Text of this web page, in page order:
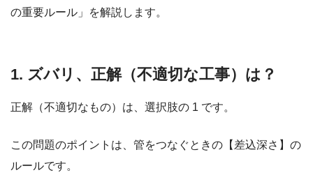
の重要ルール」を解説します。
1. ズバリ、正解（不適切な工事）は？
正解（不適切なもの）は、選択肢の 1 です。
この問題のポイントは、管をつなぐときの【差込深さ】の
ルールです。